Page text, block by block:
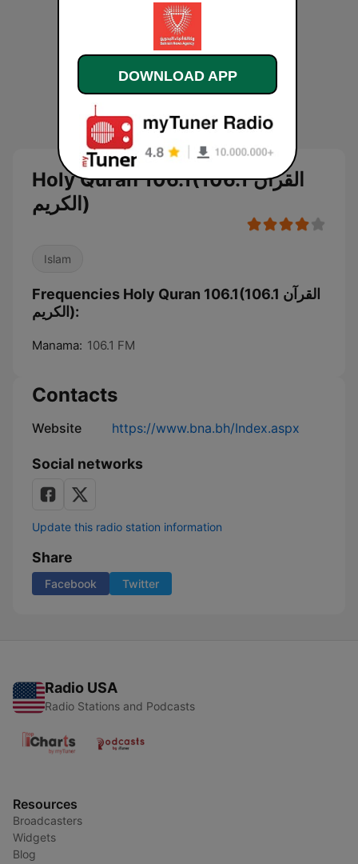
Holy Quran 106.1(106.1 القرآن
الكريم)
Islam
Frequencies Holy Quran 106.1(106.1 القرآن
الكريم):
Manama: 106.1 FM
Contacts
Website https://www.bna.bh/Index.aspx
Social networks
Update this radio station information
Share
Facebook Twitter
Radio USA
Radio Stations and Podcasts
Resources
Broadcasters
Widgets
Blog
DOWNLOAD APP